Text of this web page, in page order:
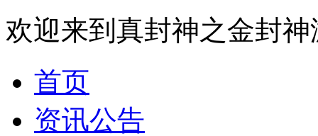
欢迎来到真封神之金封
首页
资讯公告